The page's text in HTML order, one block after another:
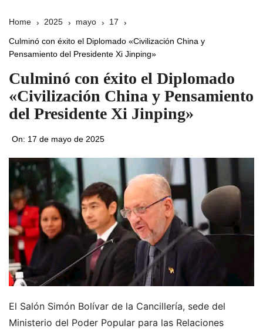
Home 2025 mayo 17
Culminó con éxito el Diplomado «Civilización China y
Pensamiento del Presidente Xi Jinping»
Culminó con éxito el Diplomado
«Civilización China y Pensamiento
del Presidente Xi Jinping»
On: 17 de mayo de 2025
El Salón Simón Bolívar de la Cancillería, sede del
Ministerio del Poder Popular para las Relaciones